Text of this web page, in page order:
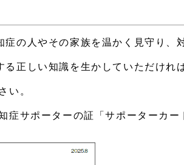
症の人やその家族を温かく見守り、
る正しい知識を生かしていただけれ
い。
症サポーターの証「サポーターカー